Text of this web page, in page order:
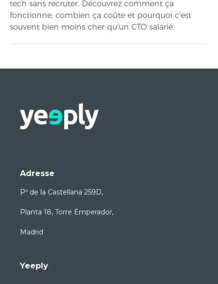
tech sans recruter. Découvrez comment ça
fonctionne, combien ça coûte et pourquoi c'est
souvent bien moins cher qu'un CTO salarié.
Adresse
Pº de la Castellana 259D,
Planta 18, Torre Emperador,
Madrid
Yeeply